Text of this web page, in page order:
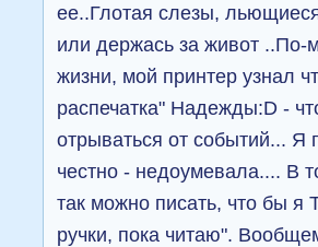
ее..Глотая слезы,
или держась за живот ..По-
жизни, мой принтер узнал
распечатка" Надежды:D -
отрываться от событий... Я
честно - недоумевала.... В
так можно писать, что бы я
ручки, пока читаю".